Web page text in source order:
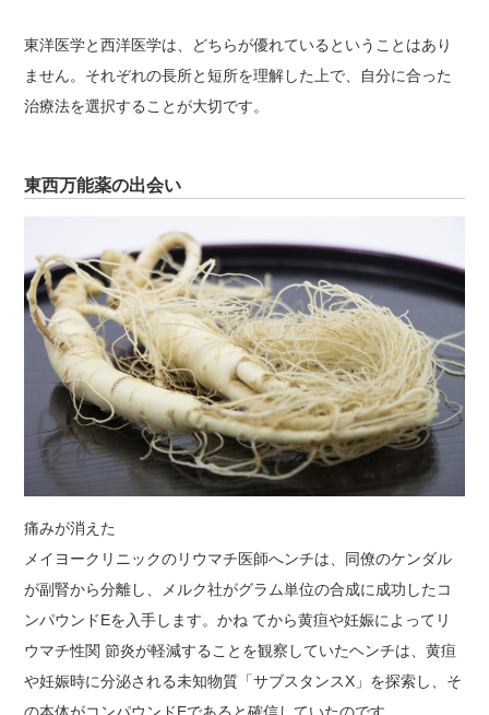
東洋医学と西洋医学は、どちらが優れているということはあり
ません。それぞれの長所と短所を理解した上で、自分に合った
治療法を選択することが大切です。
東西万能薬の出会い
痛みが消えた
メイヨークリニックのリウマチ医師へンチは、同僚のケンダル
が副腎から分離し、メルク社がグラム単位の合成に成功したコ
ンパウンドEを入手します。かね てから黄疸や妊娠によってリ
ウマチ性関 節炎が軽減することを観察していたヘンチは、黄疸
や妊娠時に分泌される未知物質「サブスタンスX」を探索し、そ